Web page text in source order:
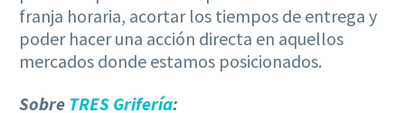
franja horaria, acortar los tiempos de entrega y
poder hacer una acción directa en aquellos
mercados donde estamos posicionados.
Sobre TRES Grifería: